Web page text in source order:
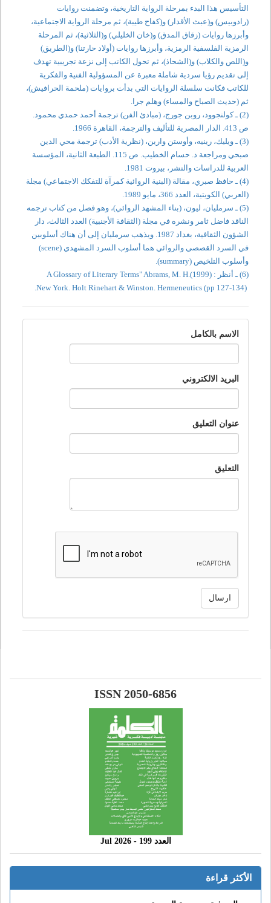
التأسيس هذا البدء بمرحلة الرواية التاريخية، وتضمنت روايات
(رادوبيس) و(عبث الأقدار) و(كفاح طيبة)، ثم مرحلة الرواية الاجتماعية،
وأبرزها روايات (زقاق المدق) و(خان الخليلي) و(الثلاثية)، ثم المرحلة
الرمزية الفلسفية الرمزية، وأبرزها روايات (أولاد حارتنا) و(الطريق)
و(اللص والكلاب) و(الشحاذ)، ثم تحول الكاتب إلى نزعة تجريبية تهدف
إلى تقديم رؤيا سردية شاملة معبرة عن المسؤولية الفنية والفكرية
للكاتب فكانت سلسلة الروايات التي بدأت بروايات (ملحمة الحرافيش)،
ثم (حديث الصباح والمساء) وهلم جرا.
(2) ـ كولنجوود، روبن جورج، (مبادئ الفن) ترجمة أحمد حمدي محمود.
ص 413. الدار المصرية للتأليف والترجمة، القاهرة 1966.
(3) ـ ويليك، رينيه، وأوستن وارين، (نظرية الأدب) ترجمة محي الدين
صبحي ومراجعة د. حسام الخطيب. ص 115. الطبعة الثانية، المؤسسة
العربية للدراسات والنشر، بيروت 1981.
(4) ـ حافظ صبري، مقالة (البنية الروائية كمرآة للتفكك الاجتماعي) مجلة
(العربي) الكويتية، العدد 366، مايو 1989.
(5) ـ سرمليان، ليون، (بناء المشهد الروائي)، وهو فصل من كتاب ترجمه
الناقد فاضل ثامر ونشره في مجلة (الثقافة الأجنبية) العدد الثالث، دار
الشؤون الثقافية، بغداد 1987. ويذهب سرمليان إلى أن هناك أسلوبين
في السرد القصصي والروائي هما أسلوب السرد المشهدي (scene)
وأسلوب التلخيص (summary).
(6) ـ أنظر : A Glossary of Literary Terms" Abrams, M. H.(1999)
الاسم بالكامل
البريد الالكتروني
عنوان التعليق
التعليق
ارسال
ISSN 2050-6856
العدد 199 - 2026 Jul
الأكثر قراءة